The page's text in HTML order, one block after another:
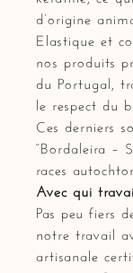
d’origine
Elastique et
nos produits
du Portugal,
le respect du
Ces derniers
“Bordaleira –
races
Avec qui
Pas peu fiers
notre travail
artisanale